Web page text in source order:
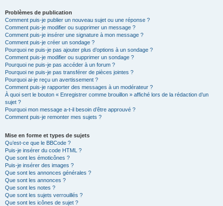
Problèmes de publication
Comment puis-je publier un nouveau sujet ou une réponse ?
Comment puis-je modifier ou supprimer un message ?
Comment puis-je insérer une signature à mon message ?
Comment puis-je créer un sondage ?
Pourquoi ne puis-je pas ajouter plus d’options à un sondage ?
Comment puis-je modifier ou supprimer un sondage ?
Pourquoi ne puis-je pas accéder à un forum ?
Pourquoi ne puis-je pas transférer de pièces jointes ?
Pourquoi ai-je reçu un avertissement ?
Comment puis-je rapporter des messages à un modérateur ?
À quoi sert le bouton « Enregistrer comme brouillon » affiché lors de la rédaction d’un
sujet ?
Pourquoi mon message a-t-il besoin d’être approuvé ?
Comment puis-je remonter mes sujets ?
Mise en forme et types de sujets
Qu’est-ce que le BBCode ?
Puis-je insérer du code HTML ?
Que sont les émoticônes ?
Puis-je insérer des images ?
Que sont les annonces générales ?
Que sont les annonces ?
Que sont les notes ?
Que sont les sujets verrouillés ?
Que sont les icônes de sujet ?